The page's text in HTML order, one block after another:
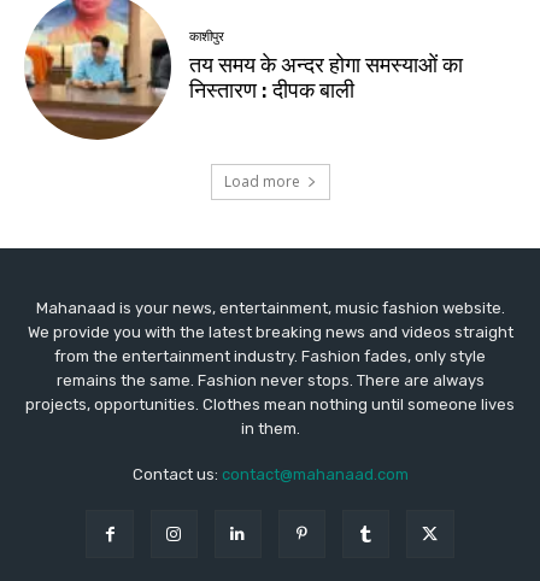
Mahanaad is your news, entertainment, music fashion website.
We provide you with the latest breaking news and videos straight
from the entertainment industry. Fashion fades, only style
remains the same. Fashion never stops. There are always
projects, opportunities. Clothes mean nothing until someone lives
in them.
Contact us: contact@mahanaad.com